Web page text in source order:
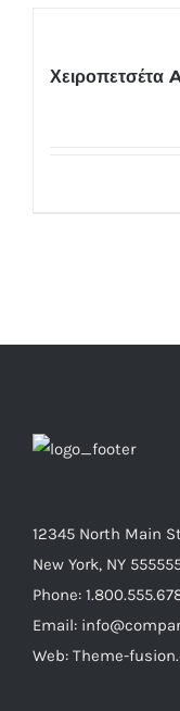
Χειροπετσέτα
12345 North Main
New York, NY
Phone:
Email:
Web: Theme-